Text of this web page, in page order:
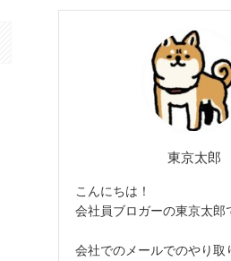
東京太郎
こんにちは！
会社員ブロガーの東京太郎
会社でのメールでのやり取